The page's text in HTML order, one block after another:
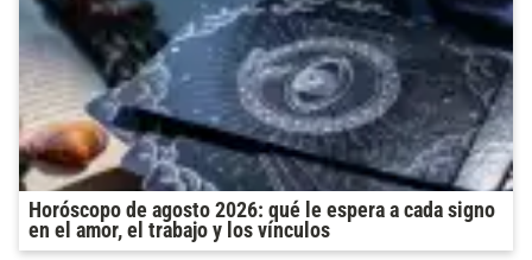
Horóscopo de agosto 2026: qué le espera a cada signo
en el amor, el trabajo y los vínculos